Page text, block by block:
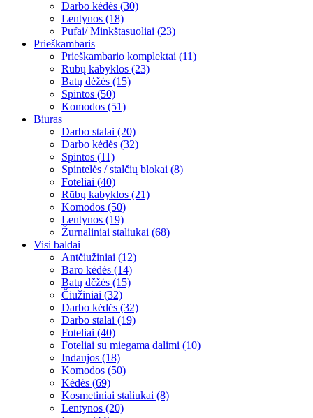
Darbo kėdės (30)
Lentynos (18)
Pufai/ Minkštasuoliai (23)
Prieškambaris
Prieškambario komplektai (11)
Rūbų kabyklos (23)
Batų dėžės (15)
Spintos (50)
Komodos (51)
Biuras
Darbo stalai (20)
Darbo kėdės (32)
Spintos (11)
Spintelės / stalčių blokai (8)
Foteliai (40)
Rūbų kabyklos (21)
Komodos (50)
Lentynos (19)
Žurnaliniai staliukai (68)
Visi baldai
Antčiužiniai (12)
Baro kėdės (14)
Batų dčžės (15)
Čiužiniai (32)
Darbo kėdės (32)
Darbo stalai (19)
Foteliai (40)
Foteliai su miegama dalimi (10)
Indaujos (18)
Komodos (50)
Kėdės (69)
Kosmetiniai staliukai (8)
Lentynos (20)